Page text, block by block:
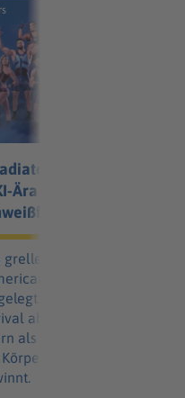
Comeback:
Ära trendet
grelle 90er-Jahre-
Gladiators» wird neu
Womöglich erzählt
aber weniger von den
als von einer Gegenwart,
wieder an